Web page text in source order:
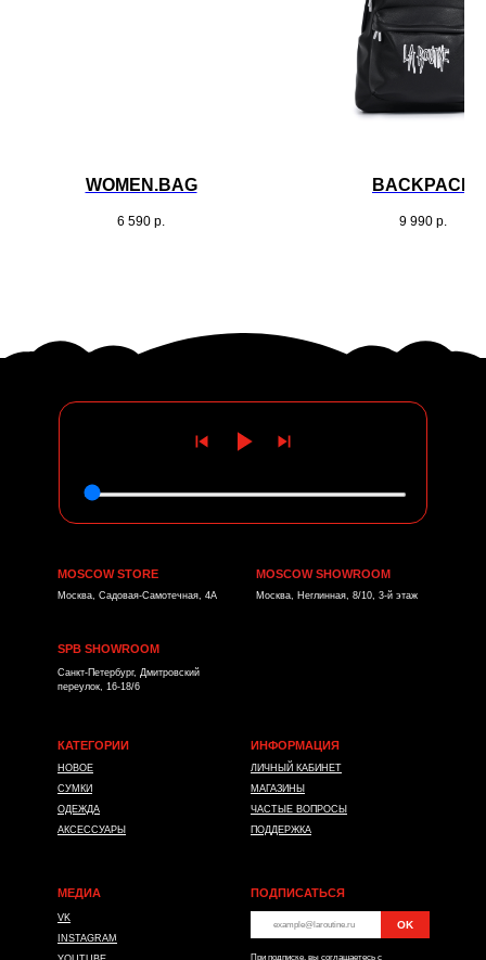
WOMEN.BAG
6 590 р.
BACKPACK
9 990 р.
MOSCOW STORE
Москва, Садовая-Самотечная, 4А
MOSCOW SHOWROOM
Москва, Неглинная, 8/10, 3-й этаж
SPB SHOWROOM
Санкт-Петербург, Дмитровский
переулок, 16-18/6
КАТЕГОРИИ
НОВОЕ
СУМКИ
ОДЕЖДА
АКСЕССУАРЫ
ЛИЧНЫЙ КАБИНЕТ
МАГАЗИНЫ
ЧАСТЫЕ ВОПРОСЫ
ПОДДЕРЖКА
ИНФОРМАЦИЯ
VK
INSTAGRAM
При подписке, вы соглашаетесь с
МЕДИА ПОДПИСАТЬСЯ
OK
*